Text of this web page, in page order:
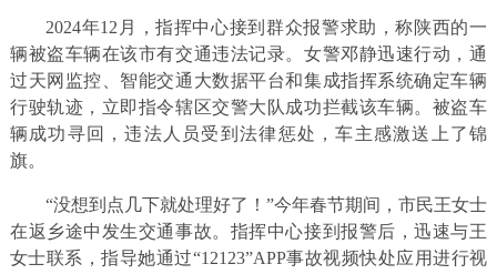
2024年12月，指挥中心接到群众报警求助，称陕西的一
辆被盗车辆在该市有交通违法记录。女警邓静迅速行动，通
过天网监控、智能交通大数据平台和集成指挥系统确定车辆
行驶轨迹，立即指令辖区交警大队成功拦截该车辆。被盗车
辆成功寻回，违法人员受到法律惩处，车主感激送上了锦
旗。
“没想到点几下就处理好了！”今年春节期间，市民王女士
在返乡途中发生交通事故。指挥中心接到报警后，迅速与王
女士联系，指导她通过“12123”APP事故视频快处应用进行视